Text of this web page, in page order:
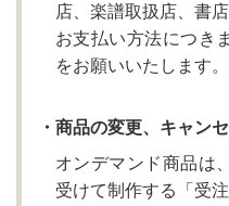
店、楽譜取扱店、書
お支払い方法につき
をお願いいたします。
・商品の変更、キャン
オンデマンド商品は
受けて制作する「受